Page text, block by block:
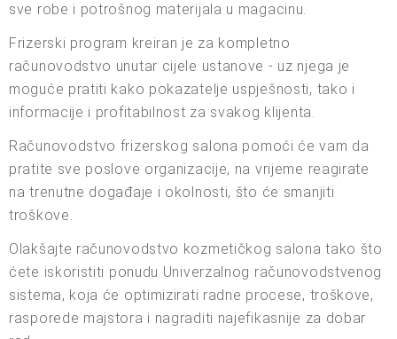
sve robe i potrošnog materijala u magacinu.
Frizerski program kreiran je za kompletno
računovodstvo unutar cijele ustanove - uz njega je
moguće pratiti kako pokazatelje uspješnosti, tako i
informacije i profitabilnost za svakog klijenta.
Računovodstvo frizerskog salona pomoći će vam da
pratite sve poslove organizacije, na vrijeme reagirate
na trenutne događaje i okolnosti, što će smanjiti
troškove.
Olakšajte računovodstvo kozmetičkog salona tako što
ćete iskoristiti ponudu Univerzalnog računovodstvenog
sistema, koja će optimizirati radne procese, troškove,
rasporede majstora i nagraditi najefikasnije za dobar